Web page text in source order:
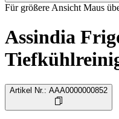
Für größere Ansicht Maus
Assindia
Artikel Nr. : AAA0000000852